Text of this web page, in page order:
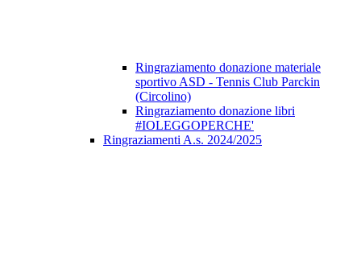
Ringraziamento donazione materiale
sportivo ASD - Tennis Club Parckin
(Circolino)
Ringraziamento donazione libri
#IOLEGGOPERCHE'
Ringraziamenti A.s. 2024/2025